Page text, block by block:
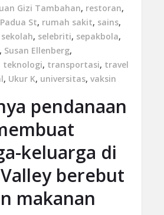
Gizi Tambahan, restoran,
St, rumah sakit, sains,
sekolah, selebriti, sepakbola,
, Susan Ellenberg,
teknologi, transportasi, travel
, Ukur K, universitas, vaksin
pendanaan
keluarga di
berebut
makanan